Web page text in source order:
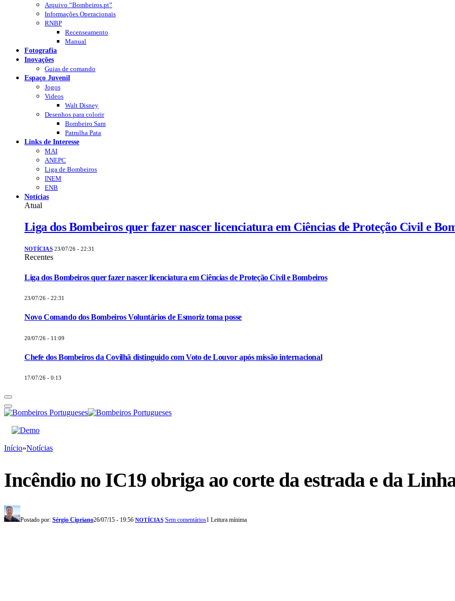
Arquivo “Bombeiros.pt”
Informações Operacionais
RNBP
Recenseamento
Manual
Fotografia
Inovações
Guias de comando
Espaço Juvenil
Jogos
Videos
Walt Disney
Desenhos para colorir
Bombeiro Sam
Patrulha Pata
Links de Interesse
MAI
ANEPC
Liga de Bombeiros
INEM
ENB
Notícias
Atual
Liga dos Bombeiros quer fazer nascer licenciatura em Ciências de Proteção Civil e
NOTÍCIAS 23/07/26 - 22:31
Recentes
Liga dos Bombeiros quer fazer nascer licenciatura em Ciências de Proteção Civil e Bombeiros
23/07/26 - 22:31
Novo Comando dos Bombeiros Voluntários de Esmoriz toma posse
20/07/26 - 11:09
Chefe dos Bombeiros da Covilhã distinguido com Voto de Louvor após missão internacional
17/07/26 - 0:13
Início»Notícias
Incêndio no IC19 obriga ao corte da estrada e da
Postado por: Sérgio Cipriano26/07/15 - 19:56 NOTÍCIAS Sem comentários1 Leitura mínima